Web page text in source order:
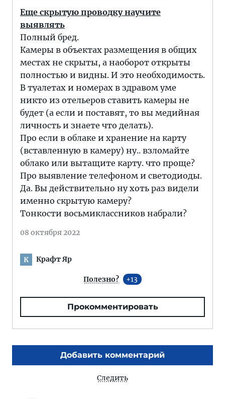
Еще скрытую проводку научите
выявлять
Полный бред.
Камеры в объектах размещения в общих
местах не скрыты, а наоборот открыты
полностью и видны. И это необходимость.
В туалетах и номерах в здравом уме
никто из отельеров ставить камеры не
будет (а если и поставят, то вы медийная
личность и знаете что делать).
Про если в облаке и хранение на карту
(вставленную в камеру) ну.. взломайте
облако или вытащите карту. что проще?
Про выявление телефоном и светодиоды.
Да. Вы действительно ну хоть раз видели
именно скрытую камеру?
Тонкости восьмиклассников набрали?
08 октября 2022
К Крафт Яр
Полезно? 13
Прокомментировать
Добавить комментарий
Следить